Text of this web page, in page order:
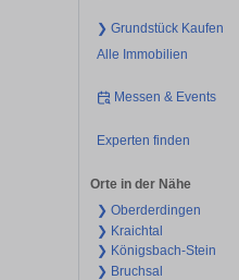
❯ Grundstück Kaufen
Alle Immobilien
Messen & Events
Experten finden
Orte in der Nähe
❯ Oberderdingen
❯ Kraichtal
❯ Königsbach-Stein
❯ Bruchsal